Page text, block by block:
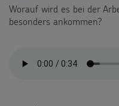
Worauf wird es bei der
besonders ankommen?